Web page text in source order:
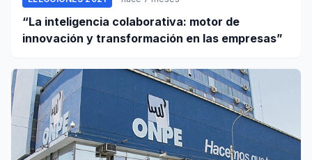
“La inteligencia colaborativa: motor de
innovación y transformación en las empresas”